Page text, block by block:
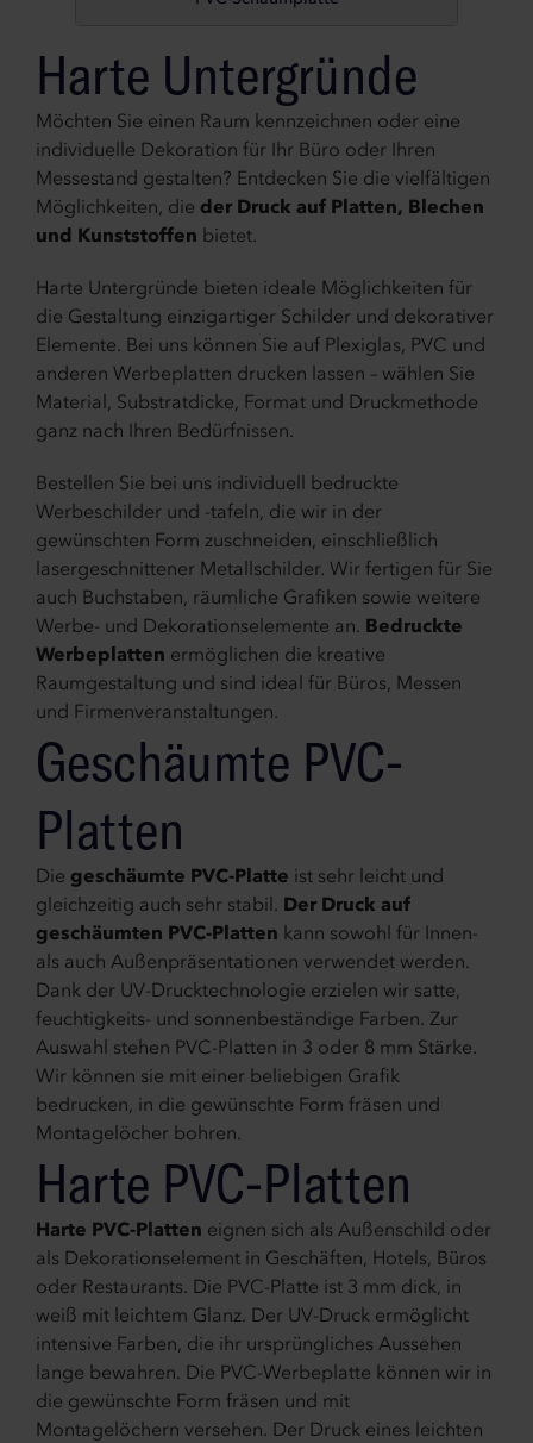
Harte Untergründe
Möchten Sie einen Raum kennzeichnen oder eine
individuelle Dekoration für Ihr Büro oder Ihren
Messestand gestalten? Entdecken Sie die vielfältigen
Möglichkeiten, die der Druck auf Platten, Blechen
und Kunststoffen bietet.
Harte Untergründe bieten ideale Möglichkeiten für
die Gestaltung einzigartiger Schilder und dekorativer
Elemente. Bei uns können Sie auf Plexiglas, PVC und
anderen Werbeplatten drucken lassen – wählen Sie
Material, Substratdicke, Format und Druckmethode
ganz nach Ihren Bedürfnissen.
Bestellen Sie bei uns individuell bedruckte
Werbeschilder und -tafeln, die wir in der
gewünschten Form zuschneiden, einschließlich
lasergeschnittener Metallschilder. Wir fertigen für Sie
auch Buchstaben, räumliche Grafiken sowie weitere
Werbe- und Dekorationselemente an. Bedruckte
Werbeplatten ermöglichen die kreative
Raumgestaltung und sind ideal für Büros, Messen
und Firmenveranstaltungen.
Geschäumte PVC-
Platten
Die geschäumte PVC-Platte ist sehr leicht und
gleichzeitig auch sehr stabil. Der Druck auf
geschäumten PVC-Platten kann sowohl für Innen-
als auch Außenpräsentationen verwendet werden.
Dank der UV-Drucktechnologie erzielen wir satte,
feuchtigkeits- und sonnenbeständige Farben. Zur
Auswahl stehen PVC-Platten in 3 oder 8 mm Stärke.
Wir können sie mit einer beliebigen Grafik
bedrucken, in die gewünschte Form fräsen und
Montagelöcher bohren.
Harte PVC-Platten
Harte PVC-Platten eignen sich als Außenschild oder
als Dekorationselement in Geschäften, Hotels, Büros
oder Restaurants. Die PVC-Platte ist 3 mm dick, in
weiß mit leichtem Glanz. Der UV-Druck ermöglicht
intensive Farben, die ihr ursprüngliches Aussehen
lange bewahren. Die PVC-Werbeplatte können wir in
die gewünschte Form fräsen und mit
Montagelöchern versehen. Der Druck eines leichten